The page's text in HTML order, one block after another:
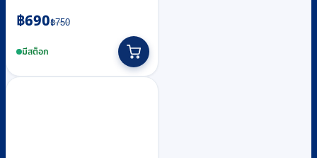
฿750
Original
was:
฿690
Current
is:มีสต็อก